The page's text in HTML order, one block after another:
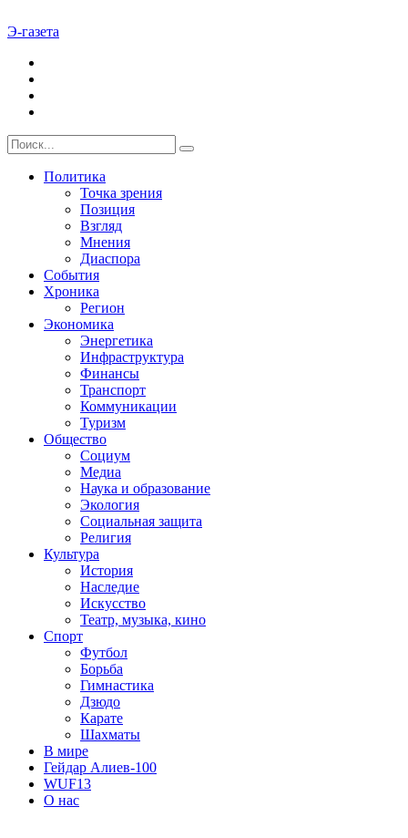
Э-газета
Политика
Точка зрения
Позиция
Взгляд
Мнения
Диаспора
События
Хроника
Регион
Экономика
Энергетика
Инфраструктура
Финансы
Транспорт
Коммуникации
Туризм
Общество
Социум
Медиа
Наука и образование
Экология
Социальная защита
Религия
Культура
История
Наследие
Искусство
Театр, музыка, кино
Спорт
Футбол
Борьба
Гимнастика
Дзюдо
Карате
Шахматы
В мире
Гейдар Алиев-100
WUF13
О нас